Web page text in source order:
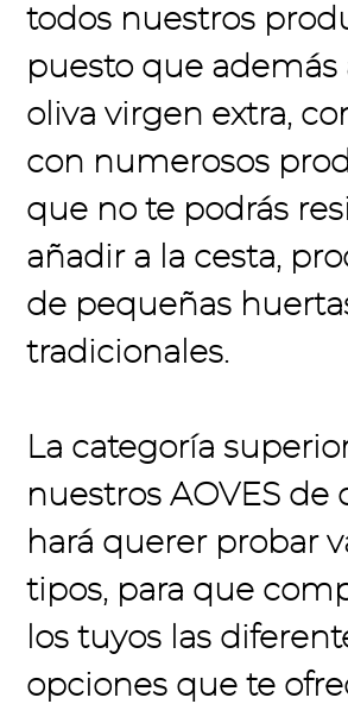
todos nuestros
puesto que además
oliva virgen extra,
con numerosos
que no te podrás
añadir a la cesta,
de pequeñas
tradicionales.
La categoría
nuestrosAOVES de
hará querer probar
tipos, para que
los tuyos las
opciones que te